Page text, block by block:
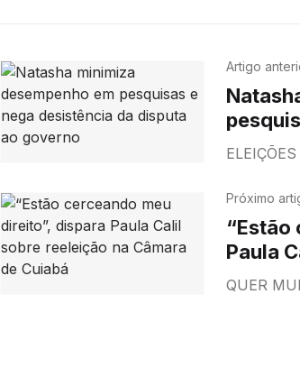
Artigo
ao
Próximo
“Estão
Paula
de
QUER